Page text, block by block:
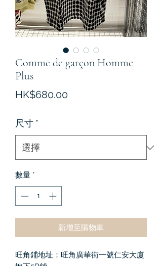
Comme de garçon Homme
Plus
HK$680.00價
尺寸 *
數量 *
新增至購物車
旺角鋪地址：旺角廣華街一號仁安大廈